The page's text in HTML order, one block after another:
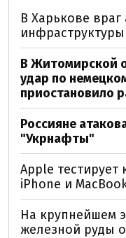
В Харькове враг
инфраструктуры
В Житомирской
удар по
приостановило
Россияне
"Укрнафты"
Apple тестирует
iPhone и
На крупнейшем
железной руды